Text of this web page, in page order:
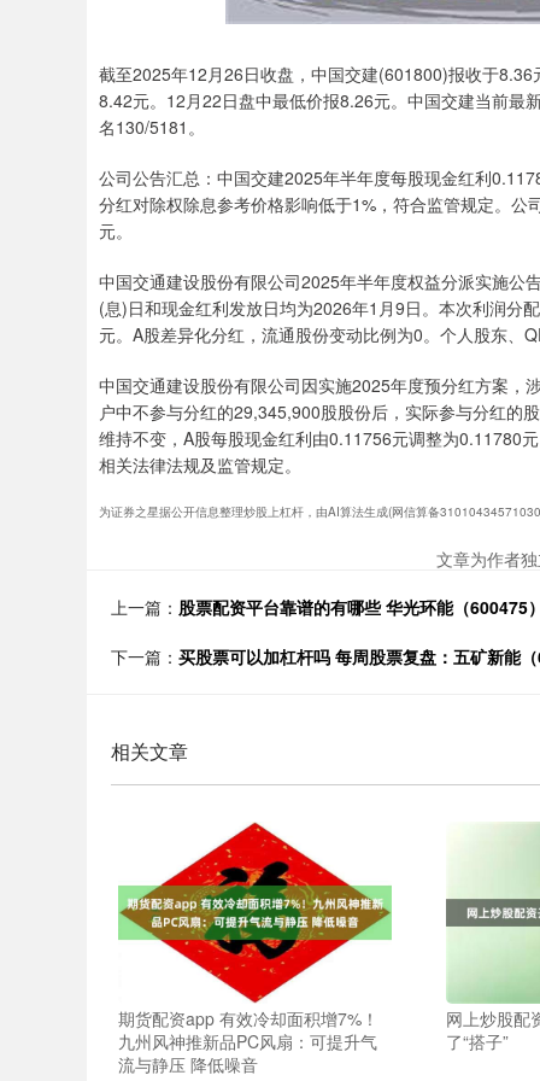
截至2025年12月26日收盘，中国交建(601800)报收于
8.42元。12月22日盘中最低价报8.26元。中国交建当前最
名130/5181。
公司公告汇总：中国交建2025年半年度每股现金红利
分红对除权除息参考价格影响低于1%，符合监管规定。
元。
中国交通建设股份有限公司2025年半年度权益分派实施
(息)日和现金红利发放日均为2026年1月9日。本次利润分
元。A股差异化分红，流通股份变动比例为0。个人股东、
中国交通建设股份有限公司因实施2025年度预分红方案
户中不参与分红的29,345,900股股份后，实际参与分红的
维持不变，A股每股现金红利由0.11756元调整为0.11780
相关法律法规及监管规定。
为证券之星据公开信息整理炒股上杠杆，由AI算法生成(网信算备
文章为作者
上一篇： 股票配资平台靠谱的有哪些 华光环能（
下一篇： 买股票可以加杠杆吗 每周股票复盘：五矿新能
相关文章
期货配资app 有效冷却面积增7%！
九州风神推新品PC风扇：可提升气
流与静压 降低噪音
网上炒股配
了“搭子”